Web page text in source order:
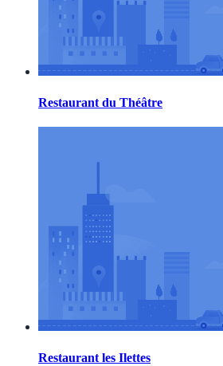
Restaurant du Théâtre
Restaurant les Ilettes